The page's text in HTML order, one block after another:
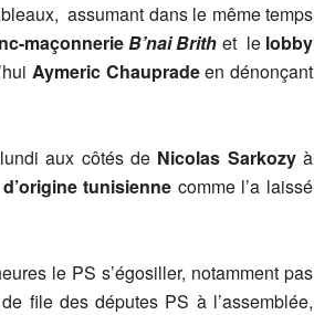
assumant dans le même temps
maçonnerieB’nai Brith et le lobby
Aymeric Chaupradeen dénonçant
aux côtés deNicolas Sarkozyà
tunisienne comme l’a laissé
le PS s’égosiller, notamment pas
file des députes PS à l’assemblée,